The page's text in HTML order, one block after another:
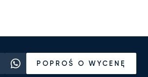
POPROŚ O WYCENĘ